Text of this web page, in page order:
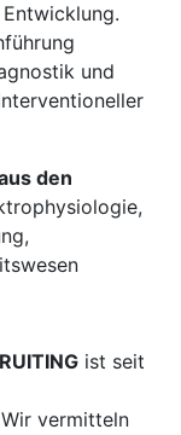
und
den
ist seit
vermitteln